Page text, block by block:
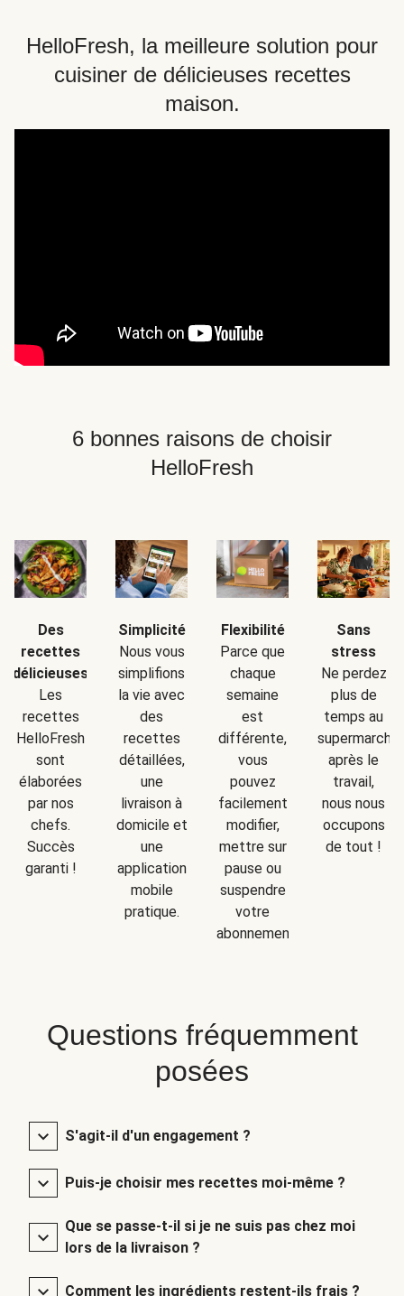
HelloFresh, la meilleure solution pour
cuisiner de délicieuses recettes
maison.
6 bonnes raisons de choisir
HelloFresh
Des
recettes
délicieuses
Les
recettes
HelloFresh
sont
élaborées
par nos
chefs.
Succès
garanti !
Simplicité
Nous vous
simplifions
la vie avec
des
recettes
détaillées,
une
livraison à
domicile et
une
application
mobile
pratique.
Flexibilité
Parce que
chaque
semaine
est
différente,
vous
pouvez
facilement
modifier,
mettre sur
pause ou
suspendre
votre
abonnement.
Sans
stress
Ne perdez
plus de
temps au
supermarché
après le
travail,
nous nous
occupons
de tout !
Questions fréquemment
posées
S'agit-il d'un engagement ?
Puis-je choisir mes recettes moi-même ?
Que se passe-t-il si je ne suis pas chez moi
lors de la livraison ?
Comment les ingrédients restent-ils frais ?